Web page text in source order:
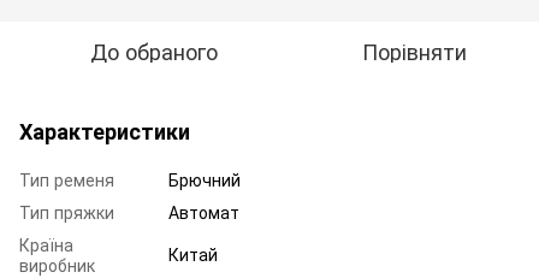
До обраного Порівняти
Характеристики
Тип ременя
Брючний
Тип пряжки
Автомат
Країна
виробник
Китай